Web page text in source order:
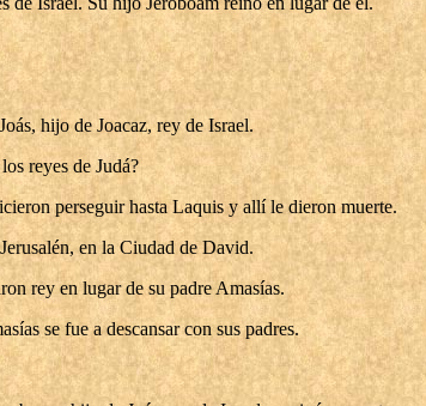
hijo de Joacaz, rey de Israel.
reyes de Judá?
perseguir hasta Laquis y allí le dieron muerte.
en la Ciudad de David.
rey en lugar de su padre Amasías.
se fue a descansar con sus padres.